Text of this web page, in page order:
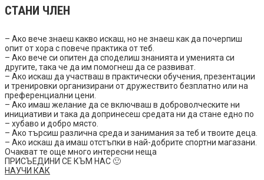
СТАНИ ЧЛЕН
– Ако вече знаеш какво искаш, но не знаеш как да почерпиш
опит от хора с повече практика от теб.
– Ако вече си опитен да споделиш знанията и уменията си
другите, така че да им помогнеш да се развиват.
– Ако искаш да участваш в практически обучения, презентации
и тренировки организирани от дружествито безплатно или на
преференциални цени.
– Ако имаш желание да се включваш в доброволческите ни
инициативи и така да допринесеш средата ни да стане едно по
– хубаво и добро място.
– Ако търсиш различна среда и занимания за теб и твоите деца.
– Ако искаш да имаш отстъпки в най-добрите спортни магазани.
Очакват те още много интересни неща
ПРИСЪЕДИНИ СЕ КЪМ НАС 🙂
НАУЧИ КАК